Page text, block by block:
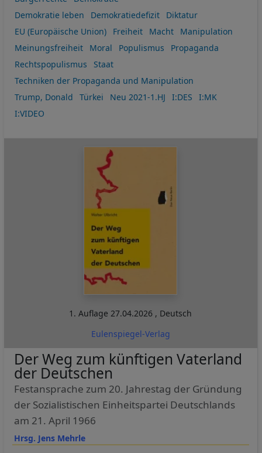
Demokratie leben
Demokratiedefizit
Diktatur
EU (Europäische Union)
Freiheit Macht
Manipulation
Meinungsfreiheit
Moral Populismus
Propaganda
Rechtspopulismus
Staat
Techniken der Propaganda und Manipulation
Trump, Donald
Türkei Neu 2021-1.HJ I:DES
I:MK
I:VIDEO
1. Auflage 27.04.2026 , Deutsch
Eulenspiegel-Verlag
Hrsg. Jens Mehrle
Der Weg zum künftigen Vaterland
der Deutschen
Festansprache zum 20. Jahrestag der Gründung
der Sozialistischen Einheitspartei Deutschlands
am 21. April 1966